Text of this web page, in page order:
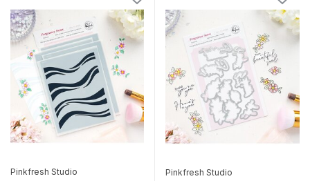
Pinkfresh Studio Pinkfresh Studio